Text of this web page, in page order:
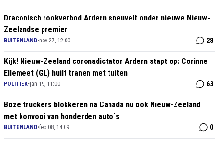
Draconisch rookverbod Ardern sneuvelt onder nieuwe Nieuw-
Zeelandse premier
BUITENLAND•nov 27, 12:00 28
Kijk! Nieuw-Zeeland coronadictator Ardern stapt op: Corinne
Ellemeet (GL) huilt tranen met tuiten
POLITIEK•jan 19, 11:00 63
Boze truckers blokkeren na Canada nu ook Nieuw-Zeeland
met konvooi van honderden auto´s
BUITENLAND•feb 08, 14:09 0